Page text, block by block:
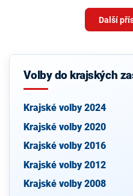
Další
Volby do krajských
Krajské volby 2024
Krajské volby 2020
Krajské volby 2016
Krajské volby 2012
Krajské volby 2008